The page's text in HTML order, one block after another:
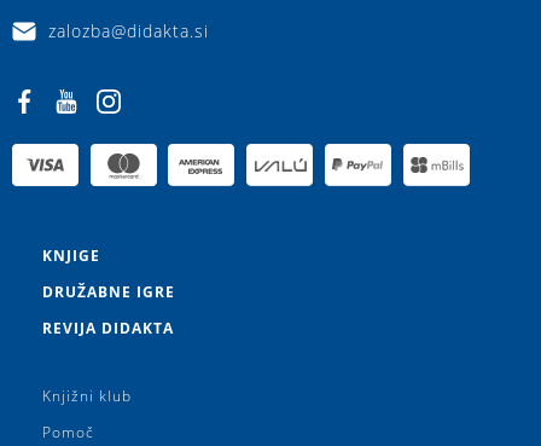
zalozba@didakta.si
KNJIGE
DRUŽABNE IGRE
REVIJA DIDAKTA
Knjižni klub
Pomoč